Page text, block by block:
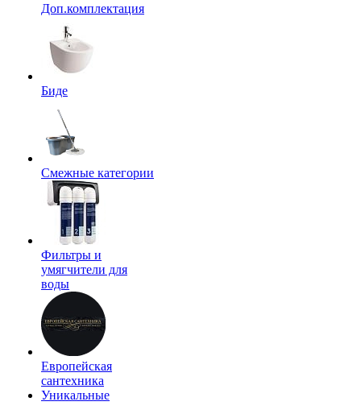
Доп.комплектация
Биде
Смежные категории
Фильтры и
умягчители для
воды
Европейская
сантехника
Уникальные